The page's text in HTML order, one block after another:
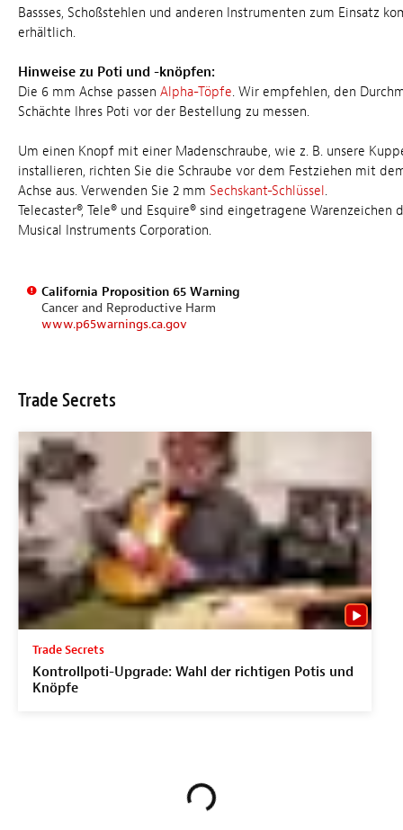
Bassses, Schoßstehlen und anderen Instrumenten zum Einsatz
erhältlich.
Hinweise zu Poti und -knöpfen:
Die 6 mm Achse passen Alpha-Töpfe. Wir empfehlen, den
Schächte Ihres Poti vor der Bestellung zu messen.
Um einen Knopf mit einer Madenschraube, wie z. B. unsere
installieren, richten Sie die Schraube vor dem Festziehen mit
Achse aus. Verwenden Sie 2 mm Sechskant-Schlüssel.
Telecaster®, Tele® und Esquire® sind eingetragene Warenzeichen
Musical Instruments Corporation.
California Proposition 65 Warning
Cancer and Reproductive Harm
www.p65warnings.ca.gov
Trade Secrets
Trade Secrets
Kontrollpoti-Upgrade: Wahl der richtigen Potis und
Knöpfe